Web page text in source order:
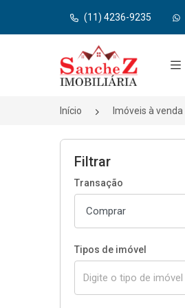
(11) 4236-9235
Página inicial
Início Imóveis à venda
Filtrar
Transação
Tipos de imóvel